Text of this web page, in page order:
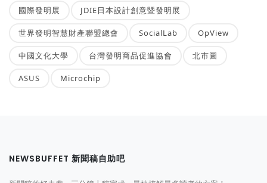
國際發明展 JDIE日本設計創意暨發明展
世界發明智慧財產聯盟總會 SocialLab OpView
中國文化大學 台灣發明商品促進協會 北市圖
ASUS Microchip
NEWSBUFFET 新聞稿自助吧